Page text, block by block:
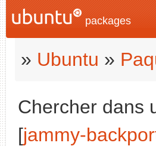
packages
» Ubuntu »
Chercher dans
[jammy-